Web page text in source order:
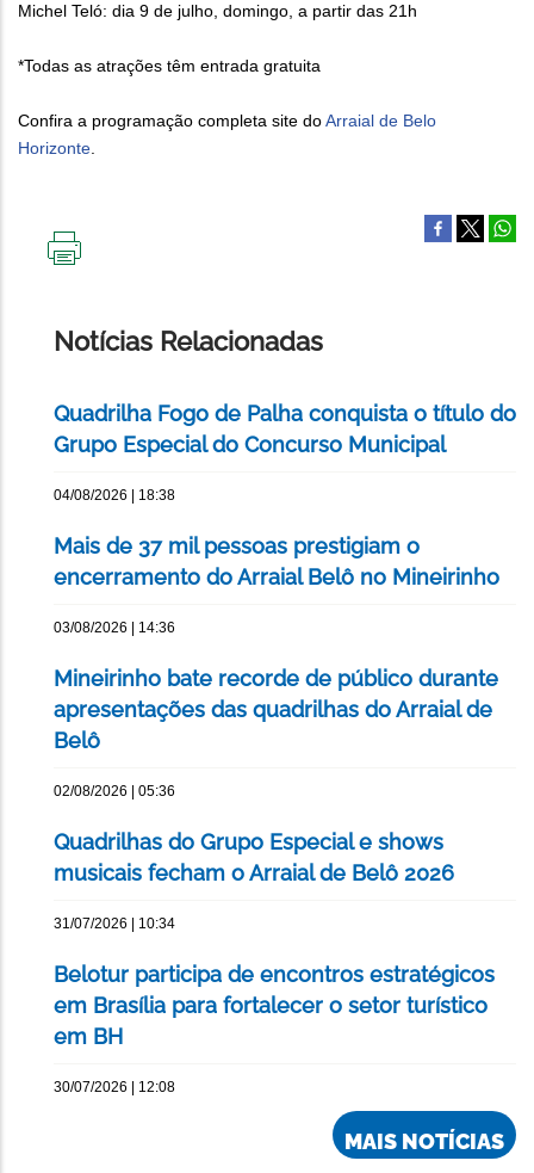
Michel Teló: dia 9 de julho, domingo, a partir das 21h
*Todas as atrações têm entrada gratuita
Confira a programação completa site doArraial de Belo
Horizonte.
Notícias Relacionadas
Quadrilha Fogo de Palha conquista o título do
Grupo Especial do Concurso Municipal
04/08/2026 | 18:38
Mais de 37 mil pessoas prestigiam o
encerramento do Arraial Belô no Mineirinho
03/08/2026 | 14:36
Mineirinho bate recorde de público durante
apresentações das quadrilhas do Arraial de
Belô
02/08/2026 | 05:36
Quadrilhas do Grupo Especial e shows
musicais fecham o Arraial de Belô 2026
31/07/2026 | 10:34
Belotur participa de encontros estratégicos
em Brasília para fortalecer o setor turístico
em BH
30/07/2026 | 12:08
MAIS NOTÍCIAS